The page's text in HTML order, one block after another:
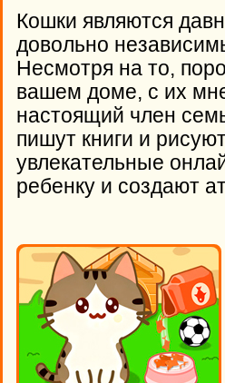
Кошки являются
довольно
Несмотря на то,
вашем доме, с их
настоящий член
пишут книги и
увлекательные
ребенку и создают